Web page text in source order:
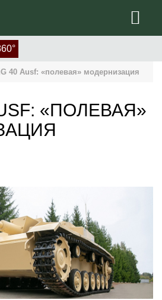
40 Ausf: «полевая» модернизация
«ПОЛЕВАЯ»